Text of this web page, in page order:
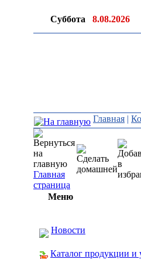
Суббота 8.08.2026
Главная |
Главная
страница
Меню
Новости
Каталог продукции и